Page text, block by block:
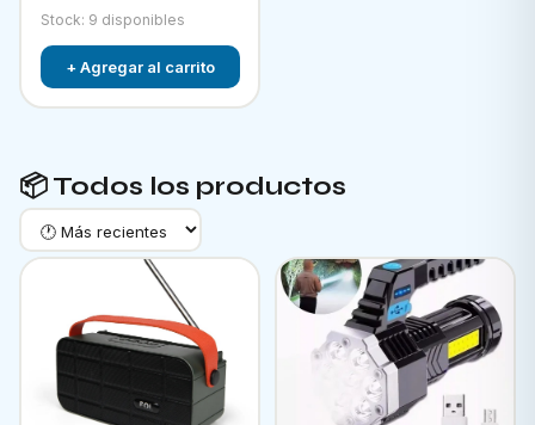
Stock: 9 disponibles
+ Agregar al carrito
📦 Todos los productos